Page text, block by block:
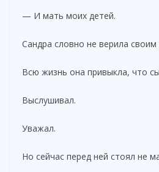
— И мать моих детей.
Сандра словно не верила
Всю жизнь она привыкла, что
Выслушивал.
Уважал.
Но сейчас перед ней стоял не